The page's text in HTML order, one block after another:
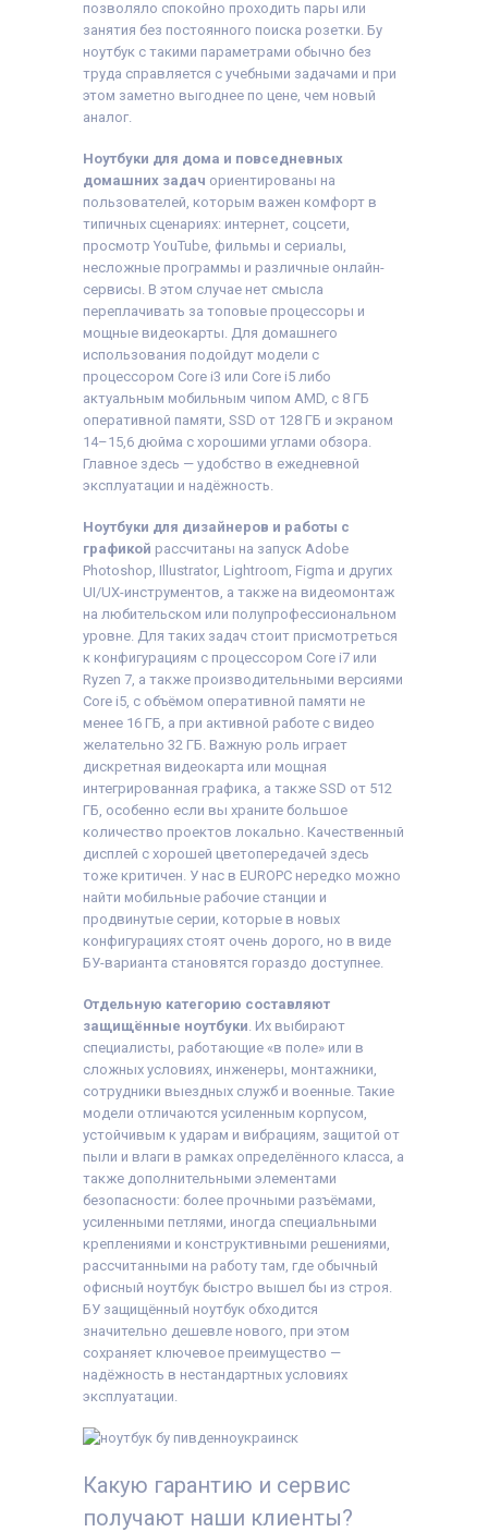
позволяло спокойно проходить пары или
занятия без постоянного поиска розетки. Бу
ноутбук с такими параметрами обычно без
труда справляется с учебными задачами и при
этом заметно выгоднее по цене, чем новый
аналог.
Ноутбуки для дома и повседневных
домашних задач ориентированы на
пользователей, которым важен комфорт в
типичных сценариях: интернет, соцсети,
просмотр YouTube, фильмы и сериалы,
несложные программы и различные онлайн-
сервисы. В этом случае нет смысла
переплачивать за топовые процессоры и
мощные видеокарты. Для домашнего
использования подойдут модели с
процессором Core i3 или Core i5 либо
актуальным мобильным чипом AMD, с 8 ГБ
оперативной памяти, SSD от 128 ГБ и экраном
14–15,6 дюйма с хорошими углами обзора.
Главное здесь — удобство в ежедневной
эксплуатации и надёжность.
Ноутбуки для дизайнеров и работы с
графикой рассчитаны на запуск Adobe
Photoshop, Illustrator, Lightroom, Figma и других
UI/UX-инструментов, а также на видеомонтаж
на любительском или полупрофессиональном
уровне. Для таких задач стоит присмотреться
к конфигурациям с процессором Core i7 или
Ryzen 7, а также производительными версиями
Core i5, с объёмом оперативной памяти не
менее 16 ГБ, а при активной работе с видео
желательно 32 ГБ. Важную роль играет
дискретная видеокарта или мощная
интегрированная графика, а также SSD от 512
ГБ, особенно если вы храните большое
количество проектов локально. Качественный
дисплей с хорошей цветопередачей здесь
тоже критичен. У нас в EUROPC нередко можно
найти мобильные рабочие станции и
продвинутые серии, которые в новых
конфигурациях стоят очень дорого, но в виде
БУ-варианта становятся гораздо доступнее.
Отдельную категорию составляют
защищённые ноутбуки. Их выбирают
специалисты, работающие «в поле» или в
сложных условиях, инженеры, монтажники,
сотрудники выездных служб и военные. Такие
модели отличаются усиленным корпусом,
устойчивым к ударам и вибрациям, защитой от
пыли и влаги в рамках определённого класса, а
также дополнительными элементами
безопасности: более прочными разъёмами,
усиленными петлями, иногда специальными
креплениями и конструктивными решениями,
рассчитанными на работу там, где обычный
офисный ноутбук быстро вышел бы из строя.
БУ защищённый ноутбук обходится
значительно дешевле нового, при этом
сохраняет ключевое преимущество —
надёжность в нестандартных условиях
эксплуатации.
Какую гарантию и сервис
получают наши клиенты?